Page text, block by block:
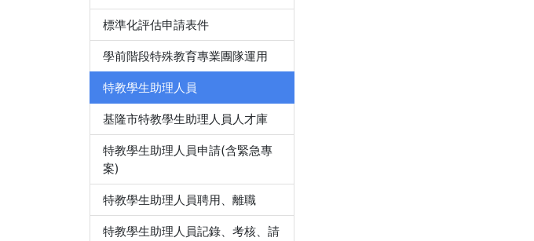
標準化評估申請表件
學前階段特殊教育專業團隊運用
特教學生助理人員
基隆市特教學生助理人員人才庫
特教學生助理人員申請(含緊急專
案)
特教學生助理人員聘用、離職
特教學生助理人員記錄、考核、請